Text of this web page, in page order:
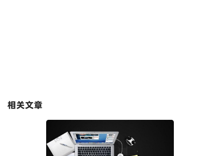
相关文章